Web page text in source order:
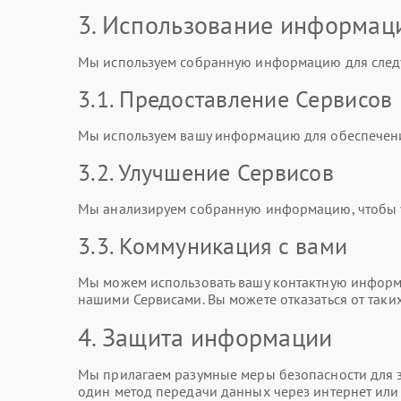
3. Использование
Мы используем собранную информацию для
3.1. Предоставление Сервисов
Мы используем вашу информацию для
3.2. Улучшение Сервисов
Мы анализируем собранную информацию, чтобы
3.3. Коммуникация с вами
Мы можем использовать вашу контактную
нашими Сервисами. Вы можете отказаться от
4. Защита информации
Мы прилагаем разумные меры безопасности
один метод передачи данных через интернет